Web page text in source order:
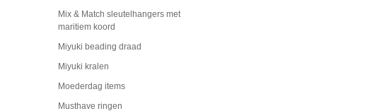
Mix & Match sleutelhangers met
maritiem koord
Miyuki beading draad
Miyuki kralen
Moederdag items
Musthave ringen